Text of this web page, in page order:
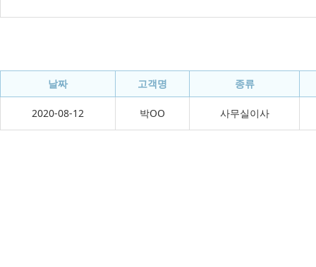
날짜 고객명 종류
2020-08-12 박OO 사무실이사